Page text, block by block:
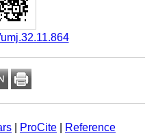
umj.32.11.864
|ProCite |Reference